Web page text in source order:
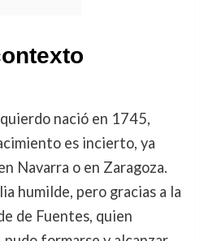
nació en 1745,
es incierto, ya
Navarra o en Zaragoza.
humilde, pero gracias a la
de Fuentes, quien